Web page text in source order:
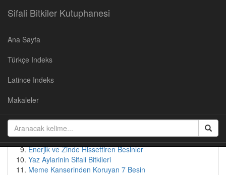
Sifali Bitkiler Kutuphanesi
Ana Sayfa
Türkçe Indeks
Latince Indeks
Makaleler
Cevizin Faydalari
Yaban Mersininin Faydaları
Patates suyunun faydaları
Bebeksi Bir Yüz İçin Doğal Çözümler
Tok Tutan Besinler
Enerjik ve Zinde Hissettiren Besinler
Yaz Aylarinin Sifali Bitkileri
Meme Kanserinden Koruyan 7 Besin